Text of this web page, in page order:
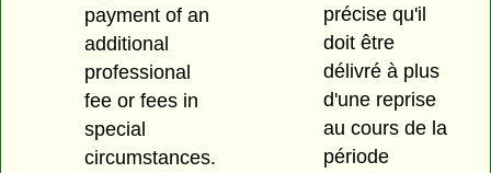
payment of an
additional
professional
fee or fees in
special
circumstances.
précise qu'il
doit être
délivré à plus
d'une reprise
au cours de la
période